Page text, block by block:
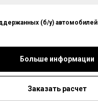
(б/у) автомобилей
Больше информации
Заказать расчет